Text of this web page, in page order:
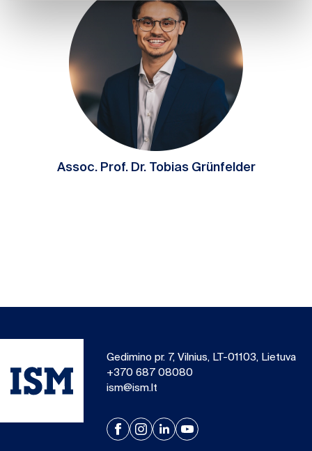
Assoc. Prof. Dr. Tobias Grünfelder
Gedimino pr. 7, Vilnius, LT-01103, Lietuva
+370 687 08080
ism@ism.lt